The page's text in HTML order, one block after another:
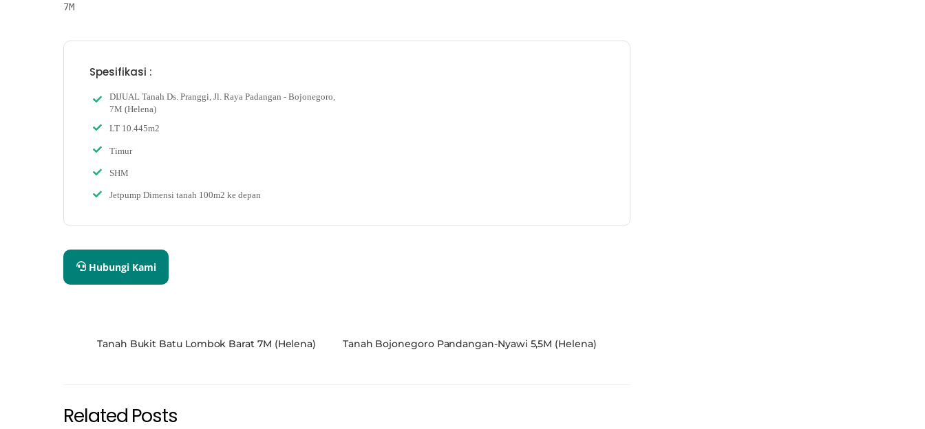
7M
Spesifikasi :
DIJUAL Tanah Ds. Pranggi, Jl. Raya Padangan - Bojonegoro,
7M (Helena)
LT 10.445m2
Timur
SHM
Jetpump Dimensi tanah 100m2 ke depan
Hubungi Kami
Tanah Bukit Batu Lombok Barat 7M (Helena) Tanah Bojonegoro Pandangan-Nyawi 5,5M (Helena)
Related Posts